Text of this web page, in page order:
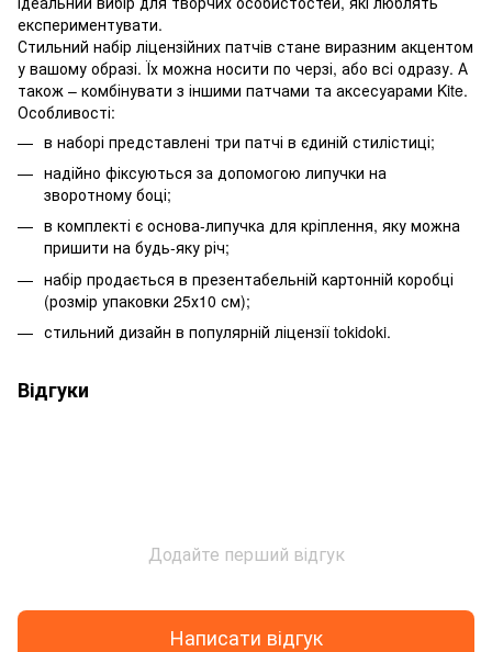
експериментувати.
Стильний набір ліцензійних патчів стане виразним акцентом
у вашому образі. Їх можна носити по черзі, або всі одразу. А
також – комбінувати з іншими патчами та аксесуарами Kite.
Особливості:
в наборі представлені три патчі в єдиній стилістиці;
надійно фіксуються за допомогою липучки на
зворотному боці;
в комплекті є основа-липучка для кріплення, яку можна
пришити на будь-яку річ;
набір продається в презентабельній картонній коробці
(розмір упаковки 25х10 см);
стильний дизайн в популярній ліцензії tokidoki.
Відгуки
Додайте перший відгук
Написати відгук